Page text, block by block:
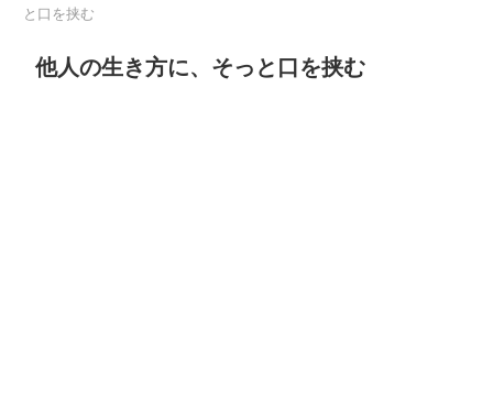
と口を挟む
他人の生き方に、そっと口を挟む